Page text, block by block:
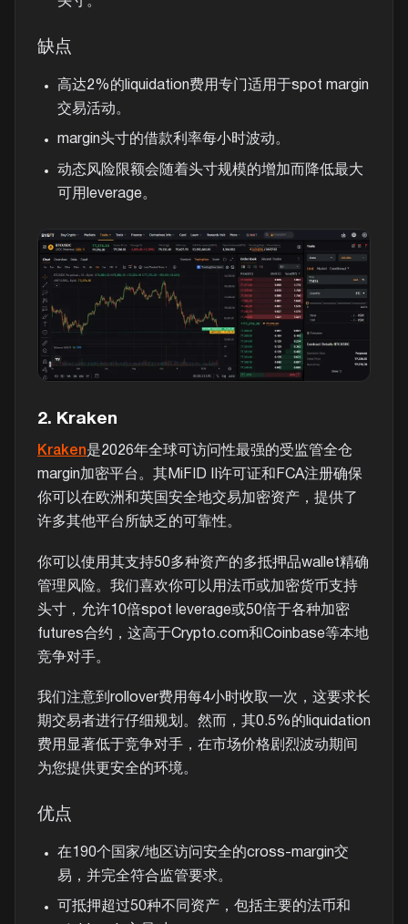
缺点
高达2%的liquidation费用专门适用于spot margin
交易活动。
margin头寸的借款利率每小时波动。
动态风险限额会随着头寸规模的增加而降低最大
可用leverage。
2. Kraken
Kraken是2026年全球可访问性最强的受监管全仓
margin加密平台。其MiFID II许可证和FCA注册确保
你可以在欧洲和英国安全地交易加密资产，提供了
许多其他平台所缺乏的可靠性。
你可以使用其支持50多种资产的多抵押品wallet精确
管理风险。我们喜欢你可以用法币或加密货币支持
头寸，允许10倍spot leverage或50倍于各种加密
futures合约，这高于Crypto.com和Coinbase等本地
竞争对手。
我们注意到rollover费用每4小时收取一次，这要求长
期交易者进行仔细规划。然而，其0.5%的liquidation
费用显著低于竞争对手，在市场价格剧烈波动期间
为您提供更安全的环境。
优点
在190个国家/地区访问安全的cross-margin交
易，并完全符合监管要求。
可抵押超过50种不同资产，包括主要的法币和